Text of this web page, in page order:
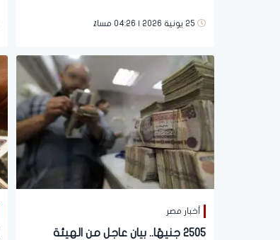
25 يونية 2026 | 04:26 مساءً
أخبار مصر
2505 جنيهًا.. بيان عاجل من الهيئة